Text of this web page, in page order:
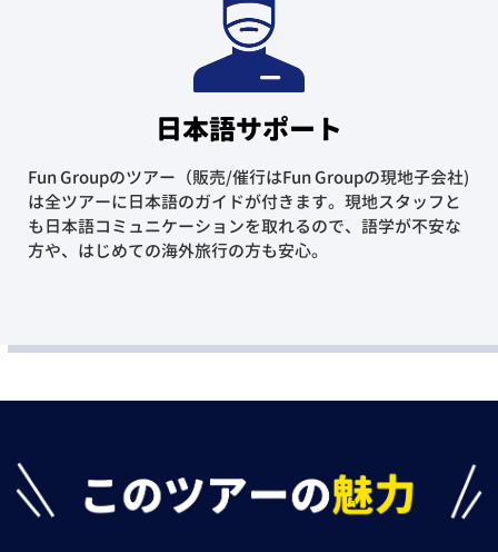
日本語サポート
Fun Groupのツアー（販売/催行はFun Groupの現地子会社)
は全ツアーに日本語のガイドが付きます。現地スタッフと
も日本語コミュニケーションを取れるので、語学が不安な
方や、はじめての海外旅行の方も安心。